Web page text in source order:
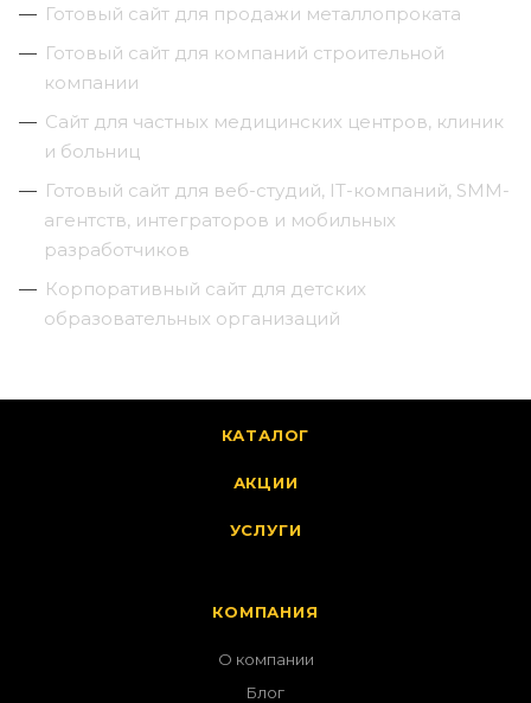
Готовый сайт для продажи металлопроката
Готовый сайт для компаний строительной
компании
Сайт для частных медицинских центров, клиник
и больниц
Готовый сайт для веб-студий, IT-компаний, SMM-
агентств, интеграторов и мобильных
разработчиков
Корпоративный сайт для детских
образовательных организаций
КАТАЛОГ
АКЦИИ
УСЛУГИ
КОМПАНИЯ
О компании
Блог